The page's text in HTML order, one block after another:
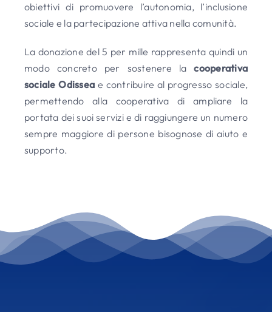
obiettivi di promuovere l’autonomia, l’inclusione
sociale e la partecipazione attiva nella comunità.
La donazione del 5 per mille rappresenta quindi un
modo concreto per sostenere lacooperativa
sociale Odissea e contribuire al progresso sociale,
permettendo alla cooperativa di ampliare la
portata dei suoi servizi e di raggiungere un numero
sempre maggiore di persone bisognose di aiuto e
supporto.